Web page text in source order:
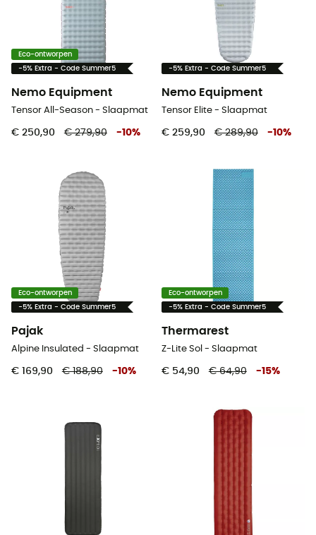
Eco-ontworpen
-5% Extra - Code Summer5
Nemo Equipment
Tensor All-Season - Slaapmat
€ 250,90 € 279,90 -10%
-5% Extra - Code Summer5
Nemo Equipment
Tensor Elite - Slaapmat
€ 259,90 € 289,90 -10%
Eco-ontworpen
-5% Extra - Code Summer5
Pajak
Alpine Insulated - Slaapmat
€ 169,90 € 188,90 -10%
Eco-ontworpen
-5% Extra - Code Summer5
Thermarest
Z-Lite Sol - Slaapmat
€ 54,90 € 64,90 -15%